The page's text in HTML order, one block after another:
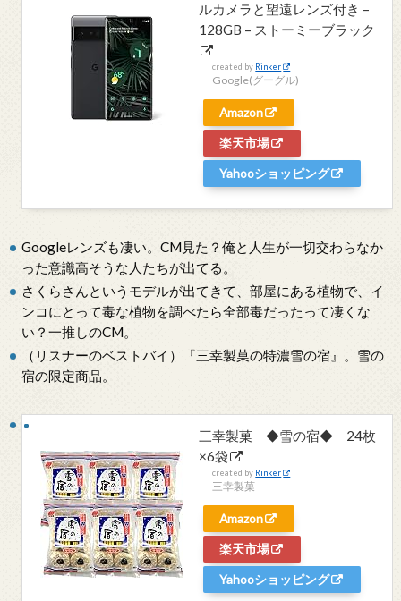
ルカメラと望遠レンズ付き –
128GB – ストーミーブラック
created by Rinker
Google(グーグル)
Amazon
楽天市場
Yahooショッピング
Googleレンズも凄い。CM見た？俺と人生が一切交わらなか
った意識高そうな人たちが出てる。
さくらさんというモデルが出てきて、部屋にある植物で、イ
ンコにとって毒な植物を調べたら全部毒だったって凄くな
い？一推しのCM。
（リスナーのベストバイ）『三幸製菓の特濃雪の宿』。雪の
宿の限定商品。
三幸製菓 ◆雪の宿◆ 24枚
×6袋
created by Rinker
三幸製菓
Amazon
楽天市場
Yahooショッピング